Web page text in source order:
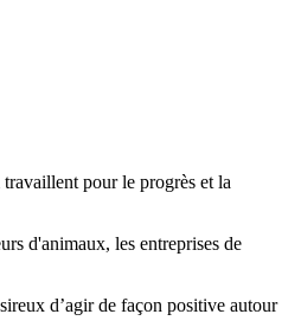
pour le progrès et la
d'animaux, les entreprises de
d’agir de façon positive autour